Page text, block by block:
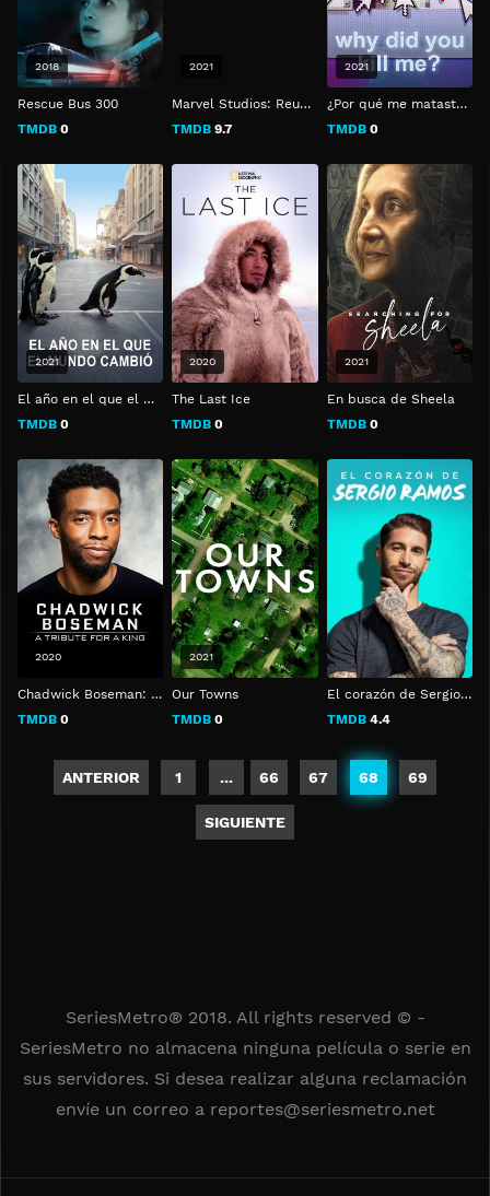
Rescue Bus 300
TMDB 0
2018
Marvel Studios: Reunidos
TMDB 9.7
2021
¿Por qué me matasteis?
TMDB0
2021
El año en el que el mundo cambió
TMDB 0
2021
The Last Ice
TMDB 0
2020
En busca de Sheela
TMDB0
2021
Chadwick Boseman: A Tribute for a King
TMDB 0
2020
Our Towns
TMDB 0
2021
El corazón de Sergio Ramos
TMDB4.4
ANTERIOR 1 ... 66 67 68 69
SIGUIENTE
SeriesMetro® 2018. All rights reserved © -
SeriesMetro no almacena ninguna película o serie en
sus servidores. Si desea realizar alguna reclamación
envíe un correo a reportes@seriesmetro.net